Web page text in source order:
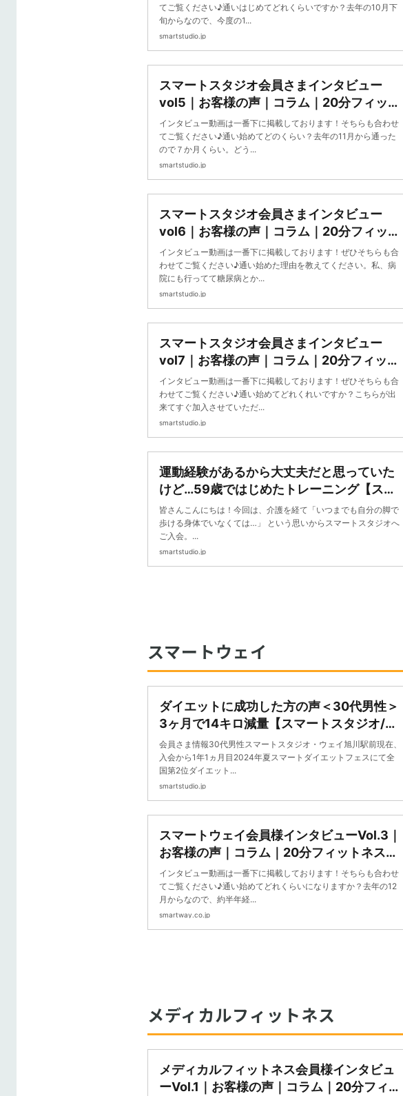
てご覧ください♪通いはじめてどれくらいですか？去年の10月下
旬からなので、今度の1...
smartstudio.jp
スマートスタジオ会員さまインタビュー
vol5｜お客様の声｜コラム｜20分フィット
ネス スマートスタジオ
インタビュー動画は一番下に掲載しております！そちらも合わせ
てご覧ください♪通い始めてどのくらい？去年の11月から通った
ので７か月くらい。どう...
smartstudio.jp
スマートスタジオ会員さまインタビュー
vol6｜お客様の声｜コラム｜20分フィット
ネス スマートスタジオ
インタビュー動画は一番下に掲載しております！ぜひそちらも合
わせてご覧ください♪通い始めた理由を教えてください。私、病
院にも行ってて糖尿病とか...
smartstudio.jp
スマートスタジオ会員さまインタビュー
vol7｜お客様の声｜コラム｜20分フィット
ネス スマートスタジオ
インタビュー動画は一番下に掲載しております！ぜひそちらも合
わせてご覧ください♪通い始めてどれくれいですか？こちらが出
来てすぐ加入させていただ...
smartstudio.jp
運動経験があるから大丈夫だと思っていた
けど…59歳ではじめたトレーニング【スマ
ートスタジオ】｜お客様の声｜コラム｜20
分フィットネス スマートスタジオ
皆さんこんにちは！今回は、介護を経て「いつまでも自分の脚で
歩ける身体でいなくては…」 という思いからスマートスタジオへ
ご入会。...
smartstudio.jp
スマートウェイ
ダイエットに成功した方の声＜30代男性＞
3ヶ月で14キロ減量【スマートスタジオ/ス
マートウェイ】｜お客様の声｜コラム｜20
分フィットネス スマートスタジオ
会員さま情報30代男性スマートスタジオ・ウェイ旭川駅前現在、
入会から1年1ヵ月目2024年夏スマートダイエットフェスにて全
国第2位ダイエット...
smartstudio.jp
スマートウェイ会員様インタビューVol.3｜
お客様の声｜コラム｜20分フィットネス
スマートウェイ
インタビュー動画は一番下に掲載しております！そちらも合わせ
てご覧ください♪通い始めてどれくらいになりますか？去年の12
月からなので、約半年経...
smartway.co.jp
メディカルフィットネス
メディカルフィットネス会員様インタビュ
ーVol.1｜お客様の声｜コラム｜20分フィッ